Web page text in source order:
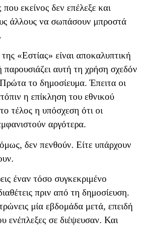
που εκείνος δεν επέλεξε και
άλλους να σωπάσουν μπροστά
«Εστίας» είναι αποκαλυπτική
παρουσιάζει αυτή τη χρήση σχεδόν
το δημοσίευμα. Έπειτα οι
η επίκληση του εθνικού
τέλος η υπόσχεση ότι οι
αργότερα.
δεν πενθούν. Είτε υπάρχουν
έναν τόσο συγκεκριμένο
πριν από τη δημοσίευση.
μία εβδομάδα μετά, επειδή
ενέπλεξες σε διέψευσαν. Και